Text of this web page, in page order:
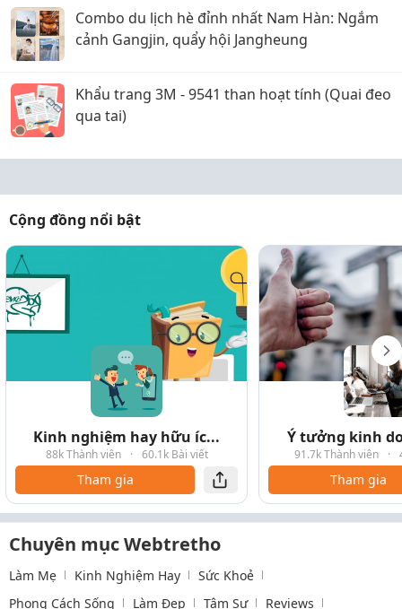
Combo du lịch hè đỉnh nhất Nam Hàn: Ngắm
cảnh Gangjin, quẩy hội Jangheung
Khẩu trang 3M - 9541 than hoạt tính (Quai đeo
qua tai)
Cộng đồng nổi bật
Kinh nghiệm hay hữu íc...
88k Thành viên · 60.1k Bài viết
Tham gia
Ý tưởng kinh
91.7k Thành viên ·
Tham gia
Chuyên mục Webtretho
Làm Mẹ Kinh Nghiệm Hay
Sức Khoẻ
Phong Cách Sống
Làm Đẹp Tâm Sự Reviews